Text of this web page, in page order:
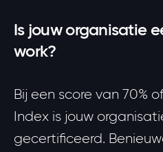
Is jouw organisatie
work?
Bij een score van 70%
Index is jouw
gecertificeerd.